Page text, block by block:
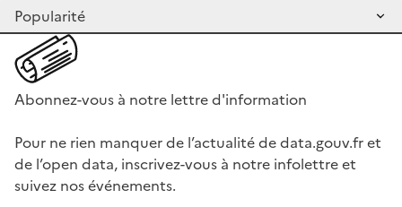
Abonnez-vous à notre lettre d'information
Pour ne rien manquer de l’actualité de data.gouv.fr et
de l’open data, inscrivez-vous à notre infolettre et
suivez nos événements.